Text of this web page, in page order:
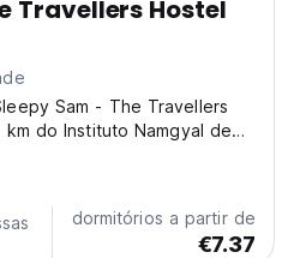
Travellers Hostel
Sam - The Travellers
do Instituto Namgyal de
dormitórios a partir de
€7.37